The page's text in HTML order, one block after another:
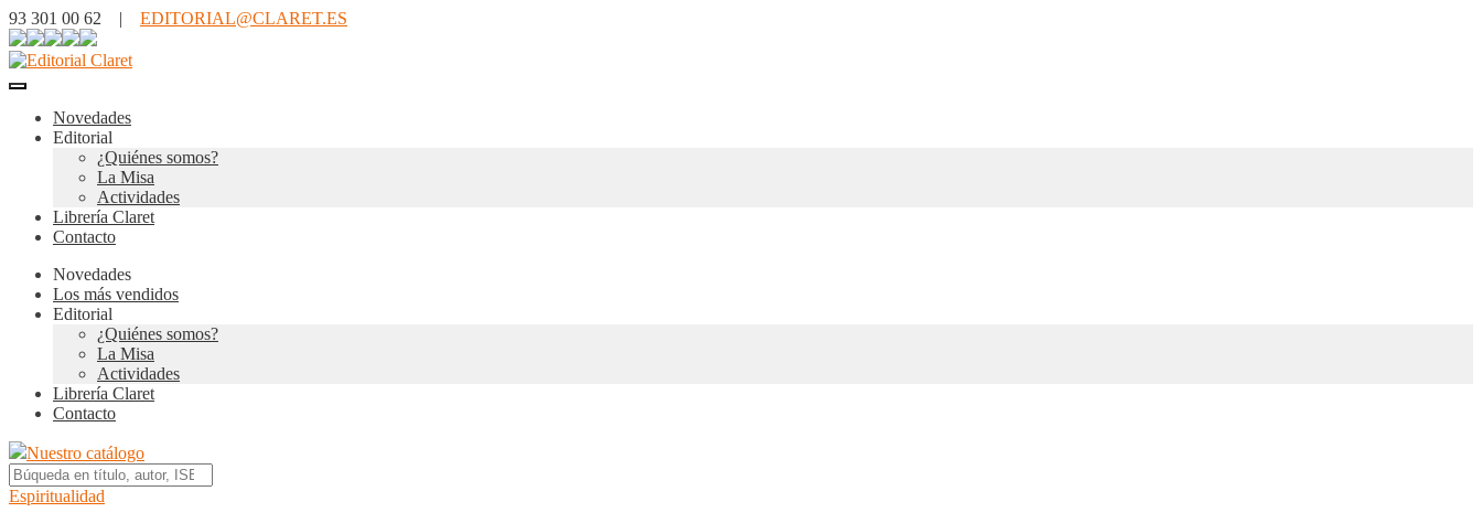
93 301 00 62 | EDITORIAL@CLARET.ES
Novedades
Editorial
¿Quiénes somos?
La Misa
Actividades
Librería Claret
Contacto
Novedades
Los más vendidos
Editorial
¿Quiénes somos?
La Misa
Actividades
Librería Claret
Contacto
Nuestro catálogo
Espiritualidad